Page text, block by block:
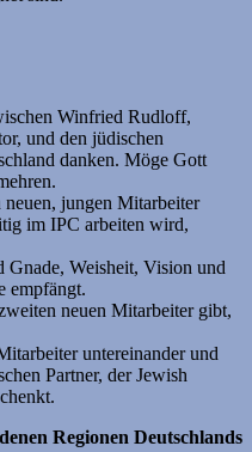
Winfried Rudloff,
und den jüdischen
danken. Möge Gott
jungen Mitarbeiter
im IPC arbeiten wird,
Gnade, Weisheit, Vision und
empfängt.
neuen Mitarbeiter gibt,
untereinander und
Partner, der Jewish
Regionen Deutschlands